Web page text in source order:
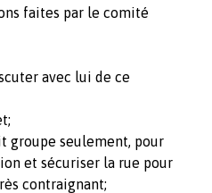
faites par le comité
avec lui de ce
groupe seulement, pour
et sécuriser la rue pour
contraignant;